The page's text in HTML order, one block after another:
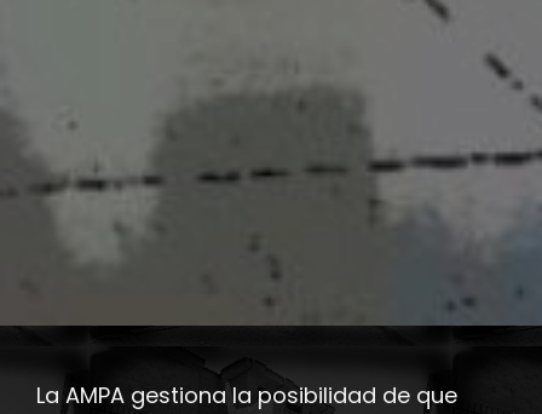
La AMPA gestiona la posibilidad de que